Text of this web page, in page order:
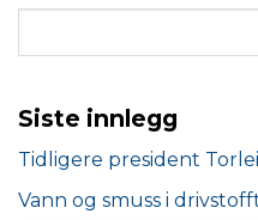
Siste innlegg
Tidligere president
Vann og smuss i